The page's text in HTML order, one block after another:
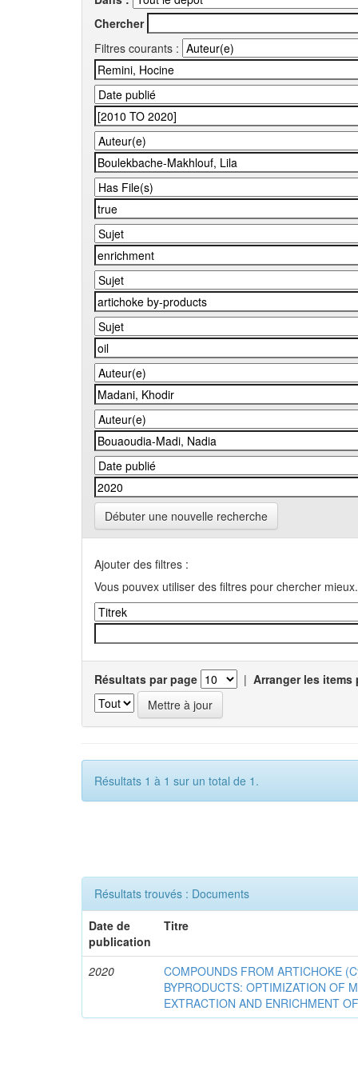
Chercher
Filtres courants :
Débuter une nouvelle recherche
Ajouter des filtres :
Vous pouvex utiliser des filtres pour chercher mieux.
Résultats par page | Arranger les items
Résultats 1 à 1 sur un total de 1.
Résultats trouvés : Documents
Date de
publication
Titre
2020
COMPOUNDS FROM ARTICHOKE
BYPRODUCTS: OPTIMIZATION OF
EXTRACTION AND ENRICHMENT